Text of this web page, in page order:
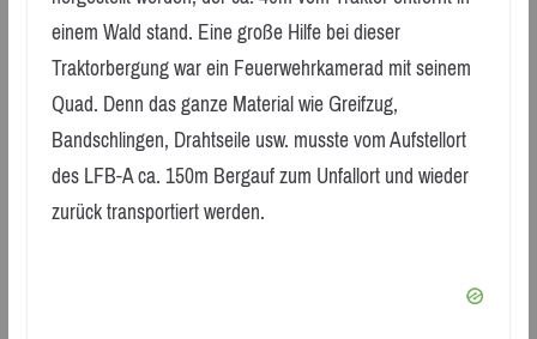
einem Wald stand. Eine große Hilfe bei dieser
Traktorbergung war ein Feuerwehrkamerad mit seinem
Quad. Denn das ganze Material wie Greifzug,
Bandschlingen, Drahtseile usw. musste vom Aufstellort
des LFB-A ca. 150m Bergauf zum Unfallort und wieder
zurück transportiert werden.